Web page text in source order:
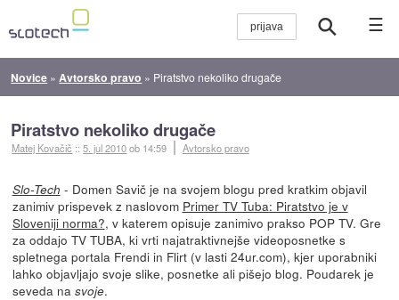
☰
Novice » Avtorsko pravo » Piratstvo nekoliko drugače
Piratstvo nekoliko drugače
Matej Kovačič ::5. jul 2010ob 14:59 Avtorsko pravo
Slo-Tech - Domen Savič je na svojem blogu pred kratkim objavil
zanimiv prispevek z naslovom Primer TV Tuba: Piratstvo je v
Sloveniji norma?, v katerem opisuje zanimivo prakso POP TV. Gre
za oddajo TV TUBA, ki vrti najatraktivnejše videoposnetke s
spletnega portala Frendi in Flirt (v lasti 24ur.com), kjer uporabniki
lahko objavljajo svoje slike, posnetke ali pišejo blog. Poudarek je
seveda na svoje.